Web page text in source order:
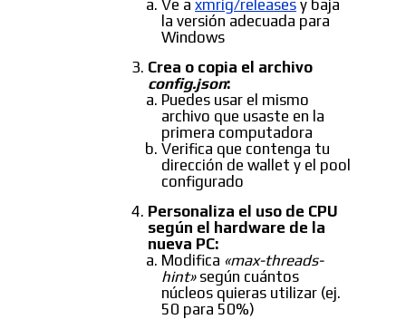
Ve a xmrig/releases y baja
la versión adecuada para
Windows
Crea o copia el archivo
config.json:
Puedes usar el mismo
archivo que usaste en la
primera computadora
Verifica que contenga tu
dirección de wallet y el pool
configurado
Personaliza el uso de CPU
según el hardware de la
nueva PC:
Modifica «max-threads-
hint»según cuántos
núcleos quieras utilizar (ej.
50 para 50%)